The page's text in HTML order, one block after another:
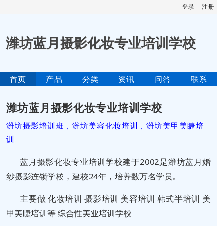
登录 注册
潍坊蓝月摄影化妆专业培训学校
首页 产品 分类 资讯 问答 联系
潍坊蓝月摄影化妆专业培训学校
潍坊摄影培训班，潍坊美容化妆培训，潍坊美甲美睫培
训
蓝月摄影化妆专业培训学校建于2002是潍坊蓝月婚
纱摄影连锁学校，建校24年，培养数万名学员。
主要做 化妆培训 摄影培训 美容培训 韩式半培训 美
甲美睫培训等 综合性美业培训学校